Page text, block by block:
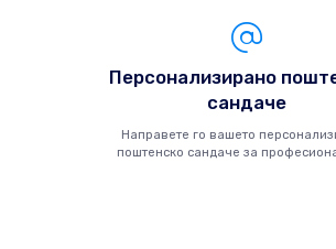
Персонализирано
сандаче
Направете го вашето
поштенско сандаче за